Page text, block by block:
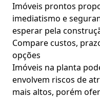
Imóveis prontos
imediatismo e
esperar pela
Compare custos,
opções
Imóveis na planta
envolvem riscos de
mais altos, porém